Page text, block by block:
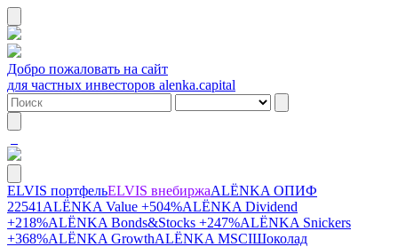
Добро пожаловать на сайт
для частных инвесторов alenka.capital
ELVIS портфельELVIS внебиржаALЁNKA ОПИФ
22541 ALЁNKA Value +504%ALЁNKA Dividend
+218%ALЁNKA Bonds&Stocks +247%ALЁNKA Snickers
+368%ALЁNKA GrowthALЁNKA MSCIШоколад